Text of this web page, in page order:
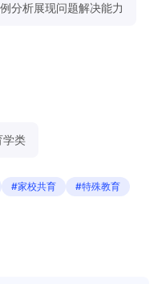
分析展现问题解决能力
学类
#家校共育
#特殊教育